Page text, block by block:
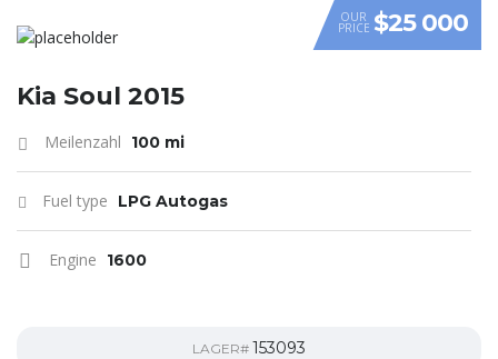
VIDEO
OUR
PRICE $25 000
Kia Soul 2015
Meilenzahl 100 mi
Fuel type LPG Autogas
Engine 1600
LAGER# 153093